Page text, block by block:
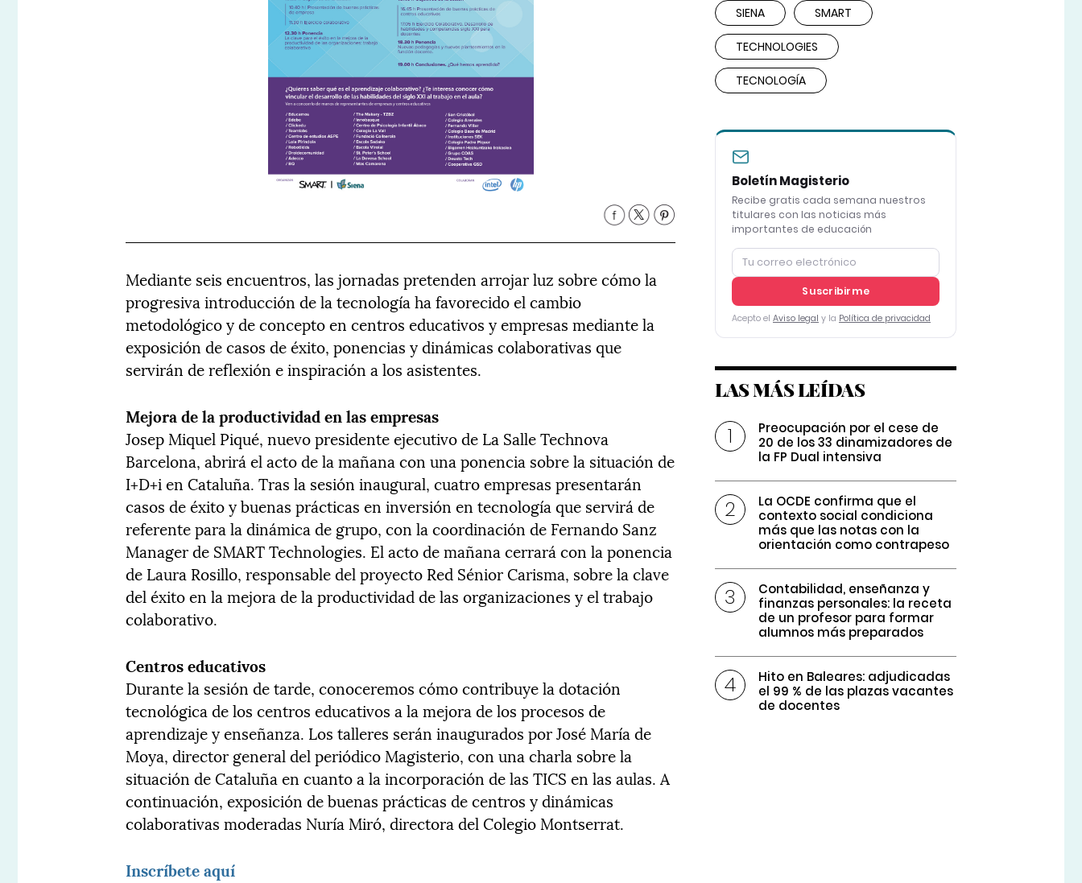
Mediante seis encuentros, las jornadas pretenden arrojar luz sobre cómo la
progresiva introducción de la tecnología ha favorecido el cambio
metodológico y de concepto en centros educativos y empresas mediante la
exposición de casos de éxito, ponencias y dinámicas colaborativas que
servirán de reflexión e inspiración a los asistentes.
Mejora de la productividad en las empresas
Josep Miquel Piqué, nuevo presidente ejecutivo de La Salle Technova
Barcelona, abrirá el acto de la mañana con una ponencia sobre la situación de
I+D+i en Cataluña. Tras la sesión inaugural, cuatro empresas presentarán
casos de éxito y buenas prácticas en inversión en tecnología que servirá de
referente para la dinámica de grupo, con la coordinación de Fernando Sanz
Manager de SMART Technologies. El acto de mañana cerrará con la ponencia
de Laura Rosillo, responsable del proyecto Red Sénior Carisma, sobre la clave
del éxito en la mejora de la productividad de las organizaciones y el trabajo
colaborativo.
Centros educativos
Durante la sesión de tarde, conoceremos cómo contribuye la dotación
tecnológica de los centros educativos a la mejora de los procesos de
aprendizaje y enseñanza. Los talleres serán inaugurados por José María de
Moya, director general del periódico Magisterio, con una charla sobre la
situación de Cataluña en cuanto a la incorporación de las TICS en las aulas. A
continuación, exposición de buenas prácticas de centros y dinámicas
colaborativas moderadas Nuría Miró, directora del Colegio Montserrat.
Inscríbete aquí
SIENA SMART
TECHNOLOGIES
TECNOLOGÍA
Boletín Magisterio
Recibe gratis cada semana nuestros
titulares con las noticias más
importantes de educación
Suscribirme
Acepto el Aviso legal y la Política de privacidad
LAS MÁS LEÍDAS
Preocupación por el cese de
20 de los 33 dinamizadores de
la FP Dual intensiva
La OCDE confirma que el
contexto social condiciona
más que las notas con la
orientación como contrapeso
Contabilidad, enseñanza y
finanzas personales: la receta
de un profesor para formar
alumnos más preparados
Hito en Baleares: adjudicadas
el 99 % de las plazas vacantes
de docentes